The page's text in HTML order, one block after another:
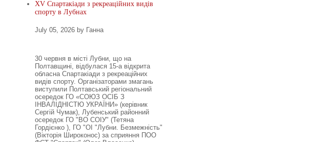
XV Спартакіади з рекреаційних видів
спорту в Лубнах
July 05, 2026 by Ганна
30 червня в місті Лубни, що на
Полтавщині, відбулася 15-а відкрита
обласна Спартакіади з рекреаційних
видів спорту. Організаторами змагань
виступили Полтавський регіональний
осередок ГО «СОЮЗ ОСІБ З
ІНВАЛІДНІСТЮ УКРАЇНИ» (керівник
Сергій Чумак), Лубенський районний
осередок ГО "ВО СОІУ" (Тетяна
Гордієнко ), ГО "ОІ "Лубни. Безмежність"
(Вікторія Широконос) за сприяння ПОО